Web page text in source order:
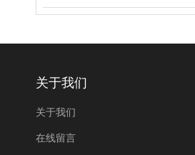
关于我们
关于我们
在线留言